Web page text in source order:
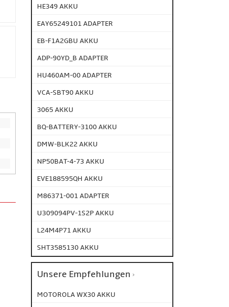
HE349 AKKU
EAY65249101 ADAPTER
EB-F1A2GBU AKKU
ADP-90YD_B ADAPTER
HU460AM-00 ADAPTER
VCA-SBT90 AKKU
3065 AKKU
BQ-BATTERY-3100 AKKU
DMW-BLK22 AKKU
NP50BAT-4-73 AKKU
EVE188595QH AKKU
M86371-001 ADAPTER
U309094PV-1S2P AKKU
L24M4P71 AKKU
SHT3585130 AKKU
Unsere Empfehlungen
MOTOROLA WX30 AKKU